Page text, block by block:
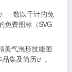
– 数以千计的免
免费图标（SVG
美气泡形技能图
品集及简历 。